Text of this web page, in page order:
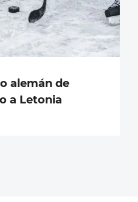
alemán de
a Letonia